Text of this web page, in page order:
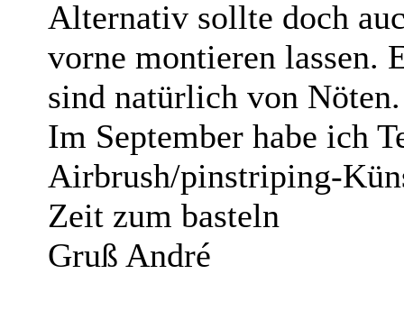
Alternativ sollte doch
vorne montieren lassen.
sind natürlich von
Im September habe ich
Airbrush/pinstriping-
Zeit zum basteln
Gruß André